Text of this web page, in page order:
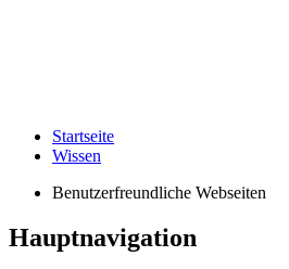
Startseite
Wissen
Benutzerfreundliche Webseiten
Hauptnavigation